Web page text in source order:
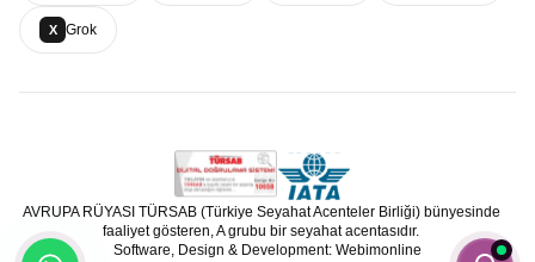
X Grok
AVRUPA RÜYASI TÜRSAB (Türkiye Seyahat Acenteler Birliği) bünyesinde
faaliyet gösteren, A grubu bir seyahat acentasıdır.
Software, Design & Development: Webimonline